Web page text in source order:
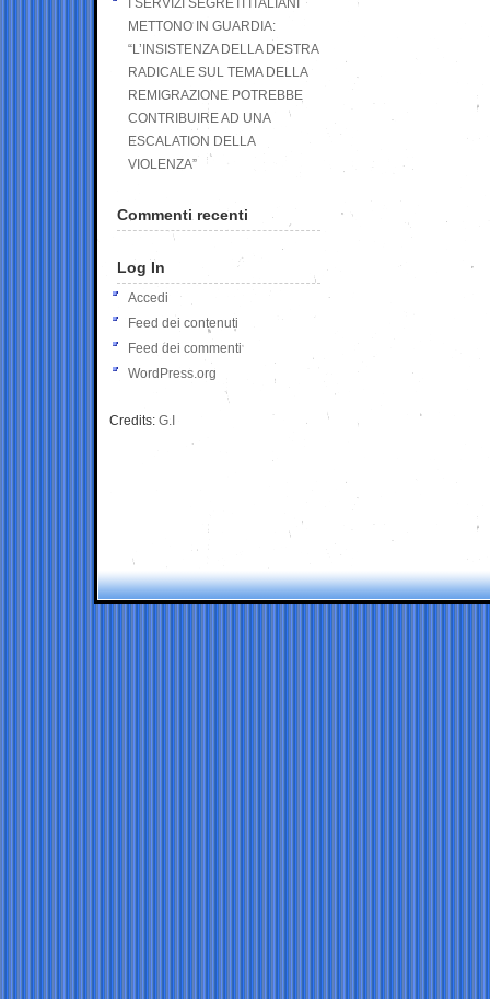
I SERVIZI SEGRETI ITALIANI
METTONO IN GUARDIA:
“L’INSISTENZA DELLA DESTRA
RADICALE SUL TEMA DELLA
REMIGRAZIONE POTREBBE
CONTRIBUIRE AD UNA
ESCALATION DELLA
VIOLENZA”
Commenti recenti
Log In
Accedi
Feed dei contenuti
Feed dei commenti
WordPress.org
Credits: G.I